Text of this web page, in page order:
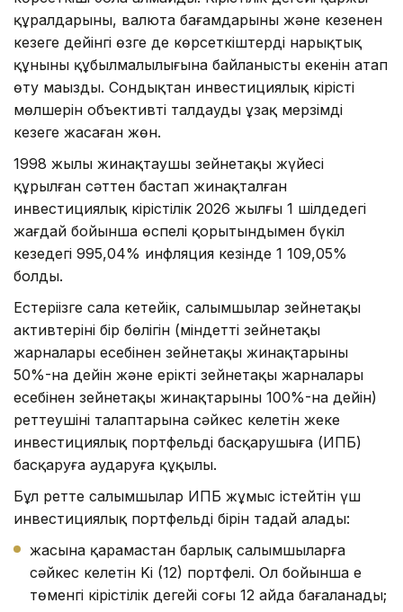
құралдарының, валюта бағамдарының және кезеңнен
кезеңге дейінгі өзге де көрсеткіштердің нарықтық
құнының құбылмалылығына байланысты екенін атап
өту маңызды. Сондықтан инвестициялық кірістің
мөлшерін объективті талдауды ұзақ мерзімді
кезеңге жасаған жөн.
1998 жылы жинақтаушы зейнетақы жүйесі
құрылған сәттен бастап жинақталған
инвестициялық кірістілік 2026 жылғы 1 шілдедегі
жағдай бойынша өспелі қорытындымен бүкіл
кезеңдегі 995,04% инфляция кезінде 1 109,05%
болды.
Естеріңізге сала кетейік, салымшылар зейнетақы
активтерінің бір бөлігін (міндетті зейнетақы
жарналары есебінен зейнетақы жинақтарының
50%-на дейін және ерікті зейнетақы жарналары
есебінен зейнетақы жинақтарының 100%-на дейін)
реттеушінің талаптарына сәйкес келетін жеке
инвестициялық портфельді басқарушыға (ИПБ)
басқаруға аударуға құқылы.
Бұл ретте салымшылар ИПБ жұмыс істейтін үш
инвестициялық портфельдің бірін таңдай алады:
жасына қарамастан барлық салымшыларға
сәйкес келетін Ki (12) портфелі. Ол бойынша ең
төменгі кірістілік деңгейі соңғы 12 айда бағаланады;